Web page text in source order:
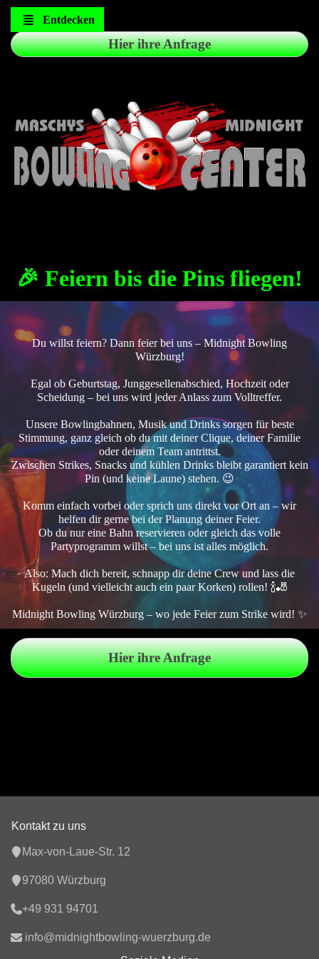
🎉 Feiern bis die Pins fliegen!
Du willst feiern? Dann feier bei uns – Midnight Bowling
Würzburg!
Egal ob Geburtstag, Junggesellenabschied, Hochzeit oder
Scheidung – bei uns wird jeder Anlass zum Volltreffer.
Unsere Bowlingbahnen, Musik und Drinks sorgen für beste
Stimmung, ganz gleich ob du mit deiner Clique, deiner Familie
oder deinem Team antrittst.
Zwischen Strikes, Snacks und kühlen Drinks bleibt garantiert kein
Pin (und keine Laune) stehen. 😉
Komm einfach vorbei oder sprich uns direkt vor Ort an – wir
helfen dir gerne bei der Planung deiner Feier.
Ob du nur eine Bahn reservieren oder gleich das volle
Partyprogramm willst – bei uns ist alles möglich.
Also: Mach dich bereit, schnapp dir deine Crew und lass die
Kugeln (und vielleicht auch ein paar Korken) rollen! 🍾🎳
Midnight Bowling Würzburg – wo jede Feier zum Strike wird! ✨
Hier ihre Anfrage
Kontakt zu uns
Max-von-Laue-Str. 12
97080 Würzburg
+49 931 94701
info@midnightbowling-wuerzburg.de
Entdecken
Hier ihre Anfrage